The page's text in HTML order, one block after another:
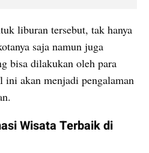
liburan tersebut, tak hanya
saja namun juga
bisa dilakukan oleh para
ini akan menjadi pengalaman
Wisata Terbaik di